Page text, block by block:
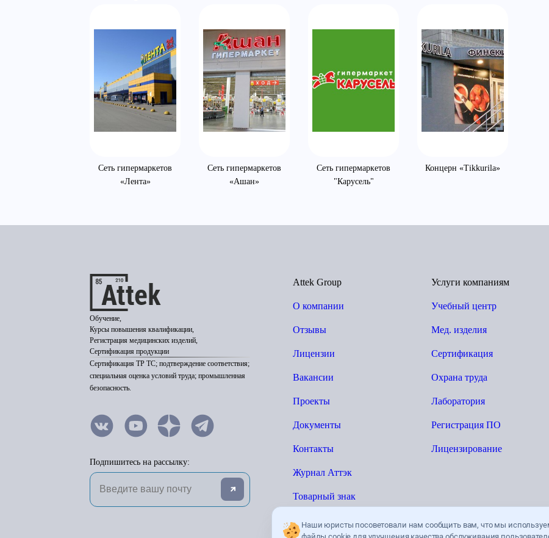
Наши юристы посоветовали нам сообщить вам, что мы
Сеть гипермаркетов
«Лента»
Сеть гипермаркетов
«Ашан»
Сеть гипермаркетов
"Карусель"
Концерн «Tikkurila»
Обучение,
Курсы повышения квалификации,
Регистрация медицинских изделий,
Сертификация продукции
Сертификация ТР ТС; подтверждение соответствия;
специальная оценка условий труда; промышленная
безопасность.
Подпишитесь на рассылку:
Attek Group
О компании
Отзывы
Лицензии
Вакансии
Проекты
Документы
Контакты
Журнал Аттэк
Товарный знак
Услуги компаниям
Учебный центр
Мед. изделия
Сертификация
Охрана труда
Лаборатория
Регистрация ПО
Лицензирование